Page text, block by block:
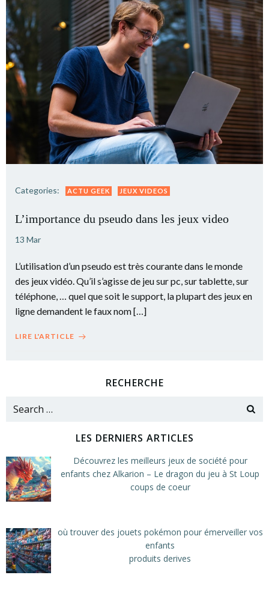
Categories: ACTU GEEK JEUX VIDEOS
L’importance du pseudo dans les jeux video
13 Mar
L’utilisation d’un pseudo est très courante dans le monde
des jeux vidéo. Qu’il s’agisse de jeu sur pc, sur tablette, sur
téléphone, … quel que soit le support, la plupart des jeux en
ligne demandent le faux nom […]
LIRE L'ARTICLE
RECHERCHE
Search
LES DERNIERS ARTICLES
Découvrez les meilleurs jeux de société pour
enfants chez Alkarion – Le dragon du jeu à St Loup
coups de coeur
où trouver des jouets pokémon pour émerveiller vos
enfants
produits derives